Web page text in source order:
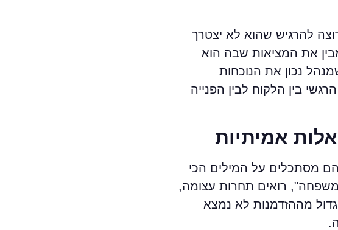
להרגיש שהוא לא יצטרך
את המציאות שבה הוא
נכון את הנוכחות
בין הלקוח לבין הפנייה
אמיתיות
מסתכלים על המילים הכי
משפחה", רואים תחרות עצומה,
מההזדמנות לא נמצא